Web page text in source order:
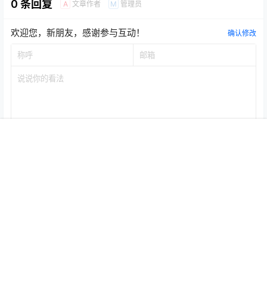
0 条回复 A 文章作者 M 管理员
欢迎您，新朋友，感谢参与互动！ 确认修改